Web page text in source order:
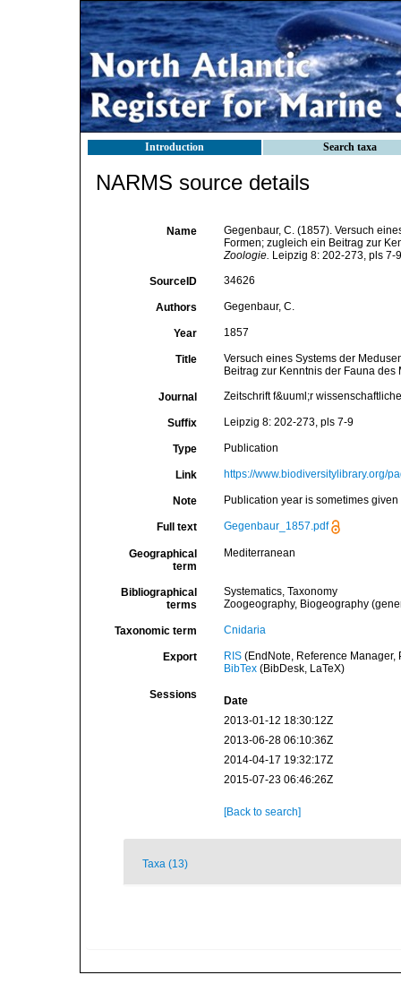
Introduction Search taxa
NARMS source details
Name
Gegenbaur, C. (1857). Versuch
Formen; zugleich ein Beitrag zur
Zoologie. Leipzig 8: 202-273, pls 7-
SourceID 34626
Authors Gegenbaur, C.
Year 1857
Title
Versuch eines Systems der
Beitrag zur Kenntnis der Fauna des
Journal Zeitschrift f&uuml;r
Suffix Leipzig 8: 202-273, pls 7-9
Type Publication
Link https://www.biodiversitylibrary.org/
Note Publication year is sometimes
Full text Gegenbaur_1857.pdf
Geographical
term
Mediterranean
Bibliographical
terms
Systematics, Taxonomy
Zoogeography, Biogeography
Taxonomic term Cnidaria
Export RIS(EndNote, Reference Manager,
BibTex(BibDesk, LaTeX)
Sessions
Date
2013-01-12 18:30:12Z
2013-06-28 06:10:36Z
2014-04-17 19:32:17Z
2015-07-23 06:46:26Z
[Back to search]
Taxa (13)